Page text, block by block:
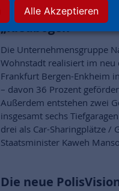
für Frankfurter
„Riedbogen“
Die Unternehmensgruppe
Wohnstadt realisiert im neu
Frankfurt Bergen-Enkheim
– davon 36 Prozent
Außerdem entstehen zwei
insgesamt sechs
drei als Car-Sharingplätze /
Staatsminister Kaweh
Die neue
Alle Akzeptieren